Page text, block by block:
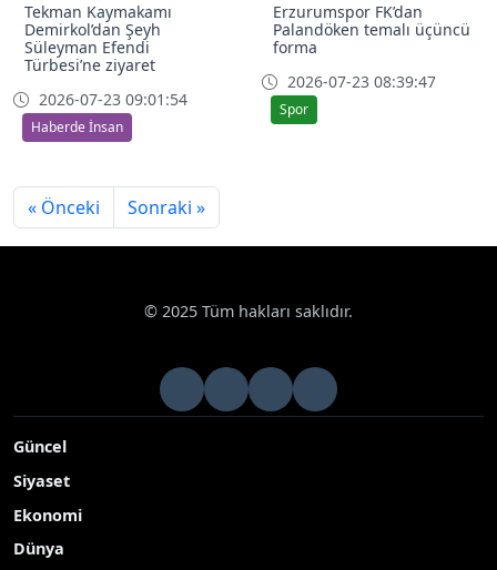
Tekman Kaymakamı
Demirkol’dan Şeyh
Süleyman Efendi
Türbesi’ne ziyaret
2026-07-23 09:01:54
Haberde İnsan
Erzurumspor FK’dan
Palandöken temalı üçüncü
forma
2026-07-23 08:39:47
Spor
« Önceki Sonraki »
© 2025 Tüm hakları saklıdır.
Güncel
Siyaset
Ekonomi
Dünya